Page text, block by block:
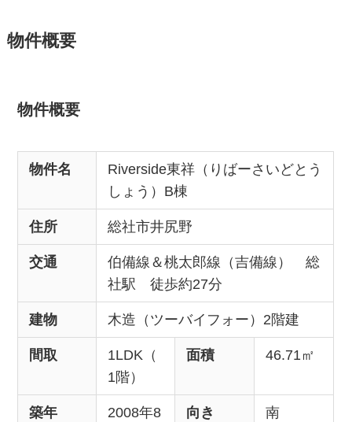
物件概要
物件概要
物件名
Riverside東祥（りばーさいどとう
しょう）B棟
住所 総社市井尻野
交通
伯備線＆桃太郎線（吉備線） 総
社駅 徒歩約27分
建物 木造（ツーバイフォー）2階建
間取
1LDK（
1階）
面積 46.71㎡
築年
2008年8
向き 南